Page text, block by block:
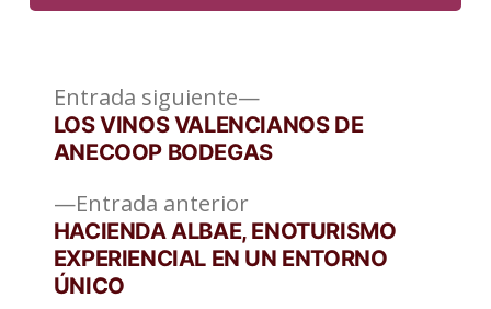
Navegación
de
entradas
Entrada anteriorEntrada
anterior:
HACIENDA ALBAE, ENOTURISMO
EXPERIENCIAL EN UN ENTORNO
ÚNICO
Entrada siguiente
Entrada
siguiente:
LOS VINOS VALENCIANOS DE
ANECOOP BODEGAS